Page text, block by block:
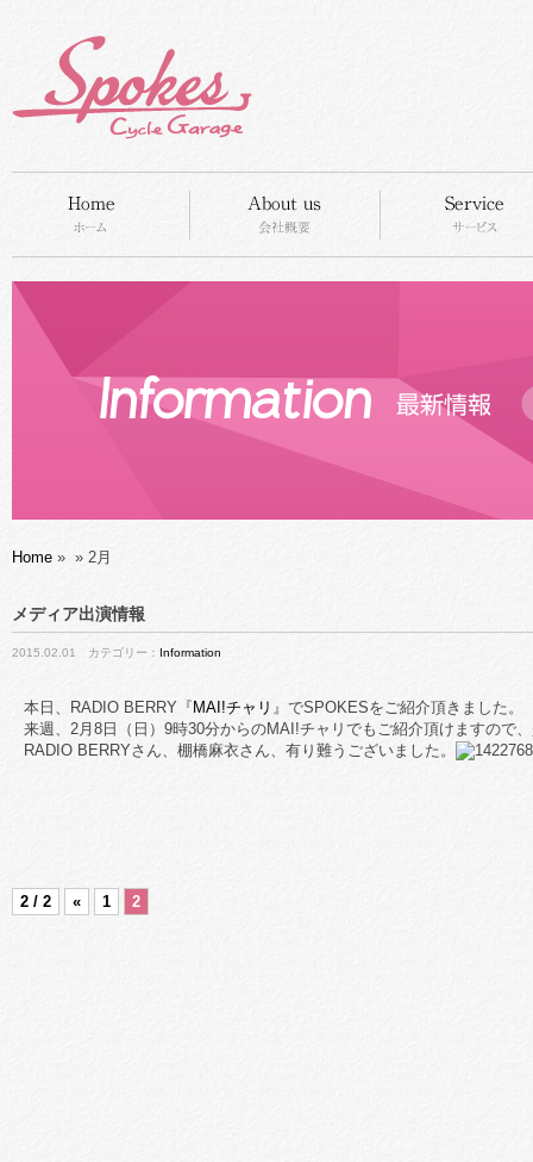
Home » » 2月
メディア出演情報
2015.02.01 カテゴリー： Information
本日、RADIO BERRY『 MAI!チャリ 』でSPOKESをご紹介頂きました。
来週、2月8日（日）9時30分からのMAI!チャリでもご紹介頂けますので
RADIO BERRYさん、棚橋麻衣さん、有り難うございました。
2 / 2 « 1 2